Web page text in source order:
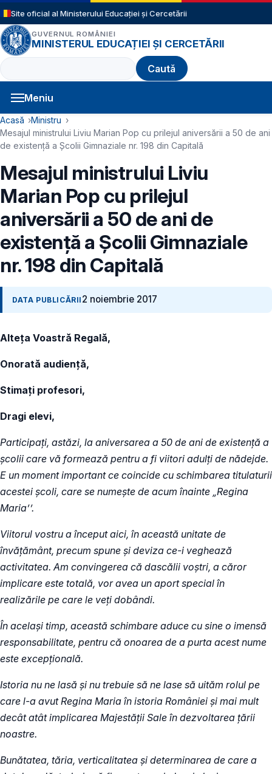
Sari la conținutul principal
Site oficial al Ministerului Educației și Cercetării
GUVERNUL ROMÂNIEI
MINISTERUL EDUCAȚIEI ȘI CERCETĂRII
Caută
Meniu
Navigație principală
Cale de navigare
Acasă
Ministru
Mesajul ministrului Liviu Marian Pop cu prilejul aniversării a 50 de ani
de existență a Școlii Gimnaziale nr. 198 din Capitală
Mesajul ministrului Liviu
Marian Pop cu prilejul
aniversării a 50 de ani de
existență a Școlii Gimnaziale
nr. 198 din Capitală
DATA PUBLICĂRII 2 noiembrie 2017
Alteța Voastră Regală,
Onorată audiență,
Stimați profesori,
Dragi elevi,
Participați, astăzi, la aniversarea a 50 de ani de existență a
școlii care vă formează pentru a fi viitori adulți de nădejde.
E un moment important ce coincide cu schimbarea titulaturii
acestei școli, care se numește de acum înainte „Regina
Maria’’.
Viitorul vostru a început aici, în această unitate de
învățământ, precum spune și deviza ce-i veghează
activitatea. Am convingerea că dascălii voștri, a căror
implicare este totală, vor avea un aport special în
realizările pe care le veți dobândi.
În același timp, această schimbare aduce cu sine o imensă
responsabilitate, pentru că onoarea de a purta acest nume
este excepțională.
Istoria nu ne lasă și nu trebuie să ne lase să uităm rolul pe
care l-a avut Regina Maria în istoria României și mai mult
decât atât implicarea Majestății Sale în dezvoltarea țării
noastre.
Bunătatea, tăria, verticalitatea și determinarea de care a